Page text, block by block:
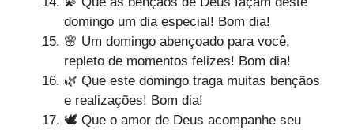
domingo um dia especial! Bom dia!
🌸 Um domingo abençoado para você,
repleto de momentos felizes! Bom dia!
🌿 Que este domingo traga muitas bençãos
e realizações! Bom dia!
🕊️ Que o amor de Deus acompanhe seu